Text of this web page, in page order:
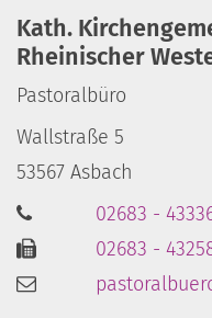
Kath.
Rheinischer
Pastoralbüro
Wallstraße 5
53567 Asbach
02683 -
02683 -